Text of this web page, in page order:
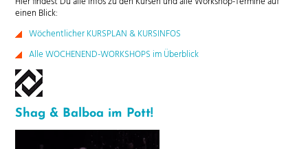
einen Blick:
Wöchentlicher KURSPLAN & KURSINFOS
Alle WOCHENEND-WORKSHOPS im Überblick
Shag & Balboa im Pott!